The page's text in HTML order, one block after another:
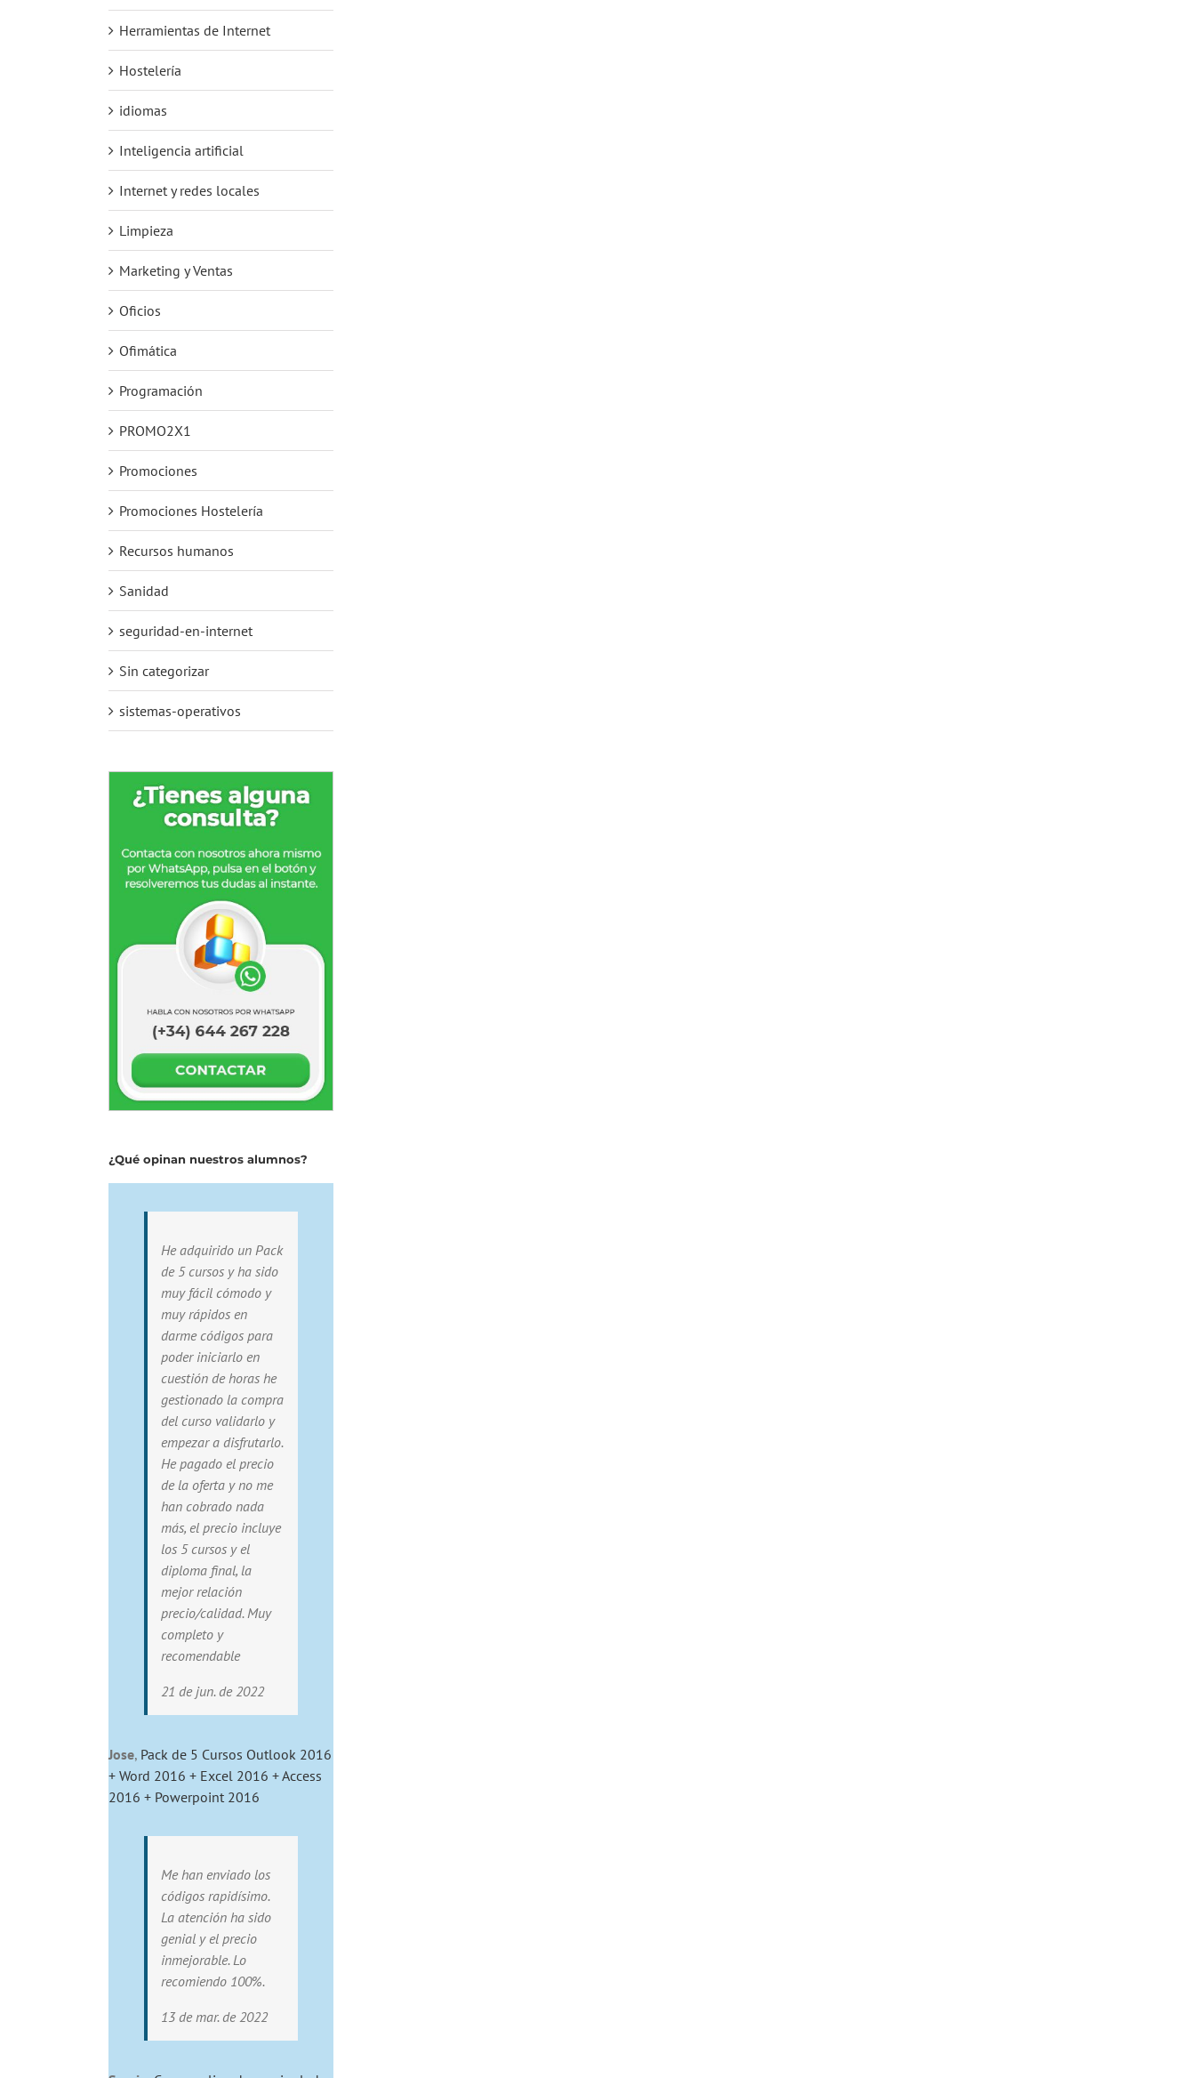
Herramientas de Internet
Hostelería
idiomas
Inteligencia artificial
Internet y redes locales
Limpieza
Marketing y Ventas
Oficios
Ofimática
Programación
PROMO2X1
Promociones
Promociones Hostelería
Recursos humanos
Sanidad
seguridad-en-internet
Sin categorizar
sistemas-operativos
¿Qué opinan nuestros alumnos?
He adquirido un Pack
de 5 cursos y ha sido
muy fácil cómodo y
muy rápidos en
darme códigos para
poder iniciarlo en
cuestión de horas he
gestionado la compra
del curso validarlo y
empezar a disfrutarlo.
He pagado el precio
de la oferta y no me
han cobrado nada
más, el precio incluye
los 5 cursos y el
diploma final, la
mejor relación
precio/calidad. Muy
completo y
recomendable
21 de jun. de 2022
Jose, Pack de 5 Cursos Outlook 2016
+ Word 2016 + Excel 2016 + Access
2016 + Powerpoint 2016
Me han enviado los
códigos rapidísimo.
La atención ha sido
genial y el precio
inmejorable. Lo
recomiendo 100%.
13 de mar. de 2022